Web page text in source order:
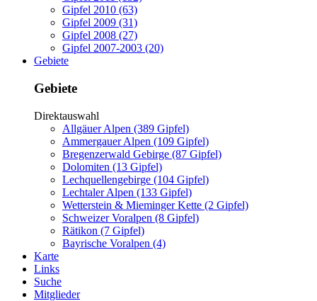
Gipfel 2010 (63)
Gipfel 2009 (31)
Gipfel 2008 (27)
Gipfel 2007-2003 (20)
Gebiete
Gebiete
Direktauswahl
Allgäuer Alpen (389 Gipfel)
Ammergauer Alpen (109 Gipfel)
Bregenzerwald Gebirge (87 Gipfel)
Dolomiten (13 Gipfel)
Lechquellengebirge (104 Gipfel)
Lechtaler Alpen (133 Gipfel)
Wetterstein & Mieminger Kette (2 Gipfel)
Schweizer Voralpen (8 Gipfel)
Rätikon (7 Gipfel)
Bayrische Voralpen (4)
Karte
Links
Suche
Mitglieder